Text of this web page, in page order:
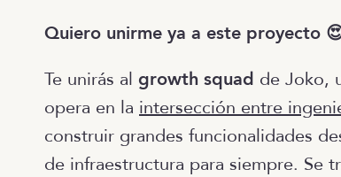
Quiero unirme ya a este proyecto
Te unirás al growth squad de Joko,
opera en la intersección entre
construir grandes funcionalidades
de infraestructura para siempre. Se